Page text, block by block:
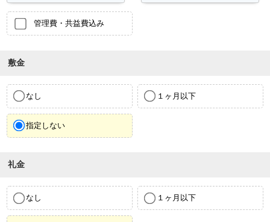
管理費・共益費込み
敷金
なし １ヶ月以下
指定しない
礼金
なし １ヶ月以下